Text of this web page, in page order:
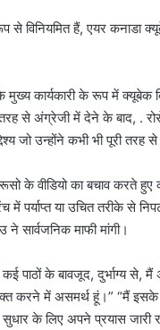
विनियमित हैं, एयर कनाडा
मुख्य कार्यकारी के रूप में क्यूबेक
तरह से अंग्रेजी में देने के बाद, .
जो उन्होंने कभी भी पूरी तरह
के वीडियो का बचाव करते हुए
पर्याप्त या उचित तरीके से
सार्वजनिक माफी मांगी।
कई पाठों के बावजूद, दुर्भाग्य से,
करने में असमर्थ हूं।” “मैं इसके
सुधार के लिए अपने प्रयास जारी